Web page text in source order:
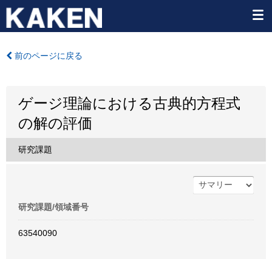
前のページに戻る
ゲージ理論における古典的方程式
の解の評価
研究課題
研究課題/領域番号
63540090